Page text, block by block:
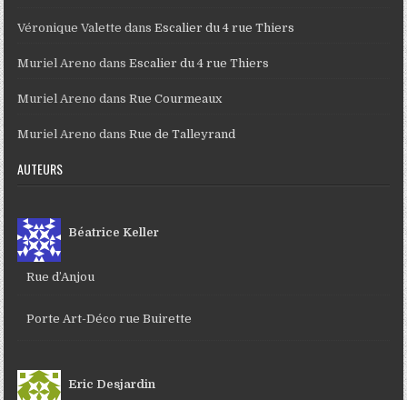
Véronique Valette dansEscalier du 4 rue Thiers
Muriel Areno dansEscalier du 4 rue Thiers
Muriel Areno dansRue Courmeaux
Muriel Areno dansRue de Talleyrand
AUTEURS
Béatrice Keller
Rue d’Anjou
Porte Art-Déco rue Buirette
Eric Desjardin